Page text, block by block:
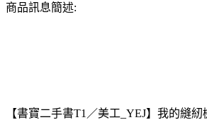
商品訊息簡述:
【書寶二手書T1／美工_YEJ】我的縫